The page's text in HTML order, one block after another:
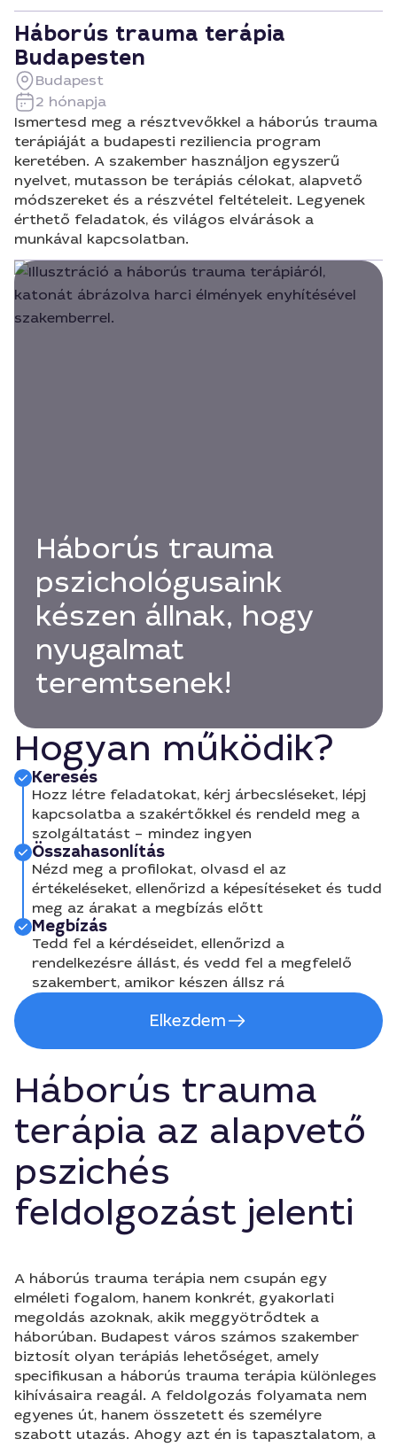
Háborús trauma terápia
Budapesten
Budapest
2 hónapja
Ismertesd meg a résztvevőkkel a háborús trauma
terápiáját a budapesti reziliencia program
keretében. A szakember használjon egyszerű
nyelvet, mutasson be terápiás célokat, alapvető
módszereket és a részvétel feltételeit. Legyenek
érthető feladatok, és világos elvárások a
munkával kapcsolatban.
Háborús trauma
pszichológusaink
készen állnak, hogy
nyugalmat
teremtsenek!
Hogyan működik?
Keresés
Hozz létre feladatokat, kérj árbecsléseket, lépj
kapcsolatba a szakértőkkel és rendeld meg a
szolgáltatást – mindez ingyen
Összahasonlítás
Nézd meg a profilokat, olvasd el az
értékeléseket, ellenőrizd a képesítéseket és tudd
meg az árakat a megbízás előtt
Megbízás
Tedd fel a kérdéseidet, ellenőrizd a
rendelkezésre állást, és vedd fel a megfelelő
szakembert, amikor készen állsz rá
Elkezdem
Háborús trauma
terápia az alapvető
pszichés
feldolgozást jelenti
A háborús trauma terápia nem csupán egy
elméleti fogalom, hanem konkrét, gyakorlati
megoldás azoknak, akik meggyötrődtek a
háborúban. Budapest város számos szakember
biztosít olyan terápiás lehetőséget, amely
specifikusan a háborús trauma terápia különleges
kihívásaira reagál. A feldolgozás folyamata nem
egyenes út, hanem összetett és személyre
szabott utazás. Ahogy azt én is tapasztalatom, a